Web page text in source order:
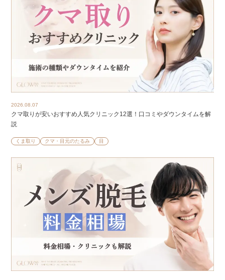
2026.08.07
クマ取りが安いおすすめ人気クリニック12選！口コミやダウンタイムを解
説
くま取り クマ・目元のたるみ 目